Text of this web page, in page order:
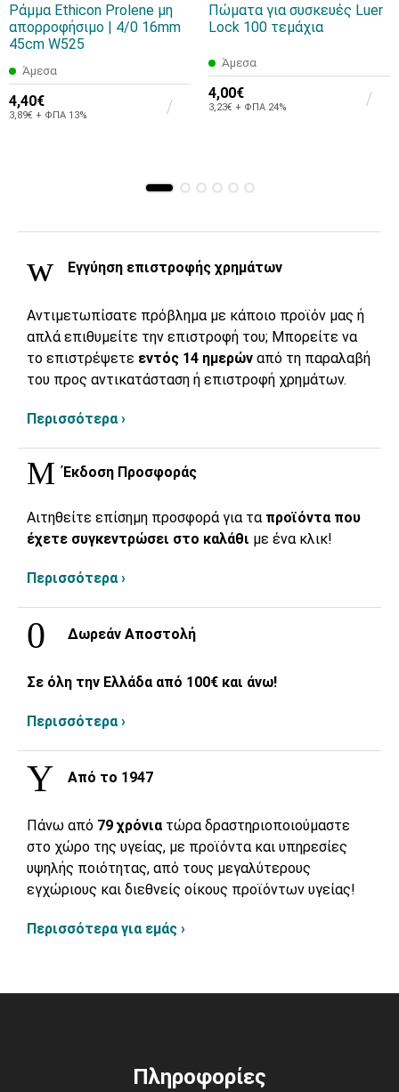
Ράμμα Ethicon Prolene μη
απορροφήσιμο | 4/0 16mm
45cm W525
Άμεσα
4,40€
3,89€ + ΦΠΑ 13%
Πώματα για συσκευές Luer
Lock 100 τεμάχια
Άμεσα
4,00€
3,23€ + ΦΠΑ 24%
Εγγύηση επιστροφής χρημάτων
Αντιμετωπίσατε πρόβλημα με κάποιο προϊόν μας ή
απλά επιθυμείτε την επιστροφή του; Μπορείτε να
το επιστρέψετε εντός 14 ημερών από τη παραλαβή
του προς αντικατάσταση ή επιστροφή χρημάτων.
Περισσότερα ›
Έκδοση Προσφοράς
Αιτηθείτε επίσημη προσφορά για τα προϊόντα που
έχετε συγκεντρώσει στο καλάθι με ένα κλικ!
Περισσότερα ›
Δωρεάν Αποστολή
Σε όλη την Ελλάδα από 100€ και άνω!
Περισσότερα ›
Από το 1947
Πάνω από 79 χρόνια τώρα δραστηριοποιούμαστε
στο χώρο της υγείας, με προϊόντα και υπηρεσίες
υψηλής ποιότητας, από τους μεγαλύτερους
εγχώριους και διεθνείς οίκους προϊόντων υγείας!
Περισσότερα για εμάς ›
Πληροφορίες